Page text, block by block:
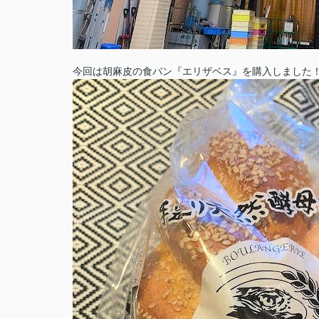
今回は胡麻皮の食パン『エリザベス』を購入しました